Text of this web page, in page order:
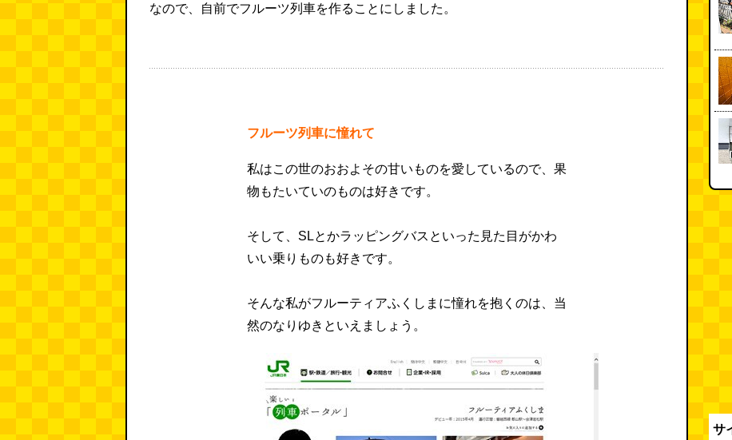
なので、自前でフルーツ列車を作ることにしました。
フルーツ列車に憧れて
私はこの世のおおよその甘いものを愛しているので、果
物もたいていのものは好きです。
そして、SLとかラッピングバスといった見た目がかわ
いい乗りものも好きです。
そんな私がフルーティアふくしまに憧れを抱くのは、当
然のなりゆきといえましょう。
サ